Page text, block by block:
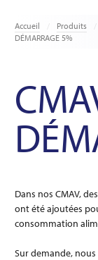
Accueil Produits
DÉMARRAGE 5%
Dans nos CMAV,
ont été ajoutées
consommation
Sur demande,